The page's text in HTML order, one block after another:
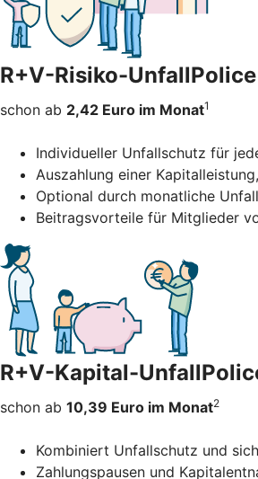
R+V-Risiko-UnfallPolice
schon ab 2,42 Euro im Monat1
Individueller Unfallschutz für
Auszahlung einer
Optional durch monatliche
Beitragsvorteile für Mitglieder
R+V-Kapital-
schon ab 10,39 Euro im Monat2
Kombiniert Unfallschutz und
Zahlungspausen und